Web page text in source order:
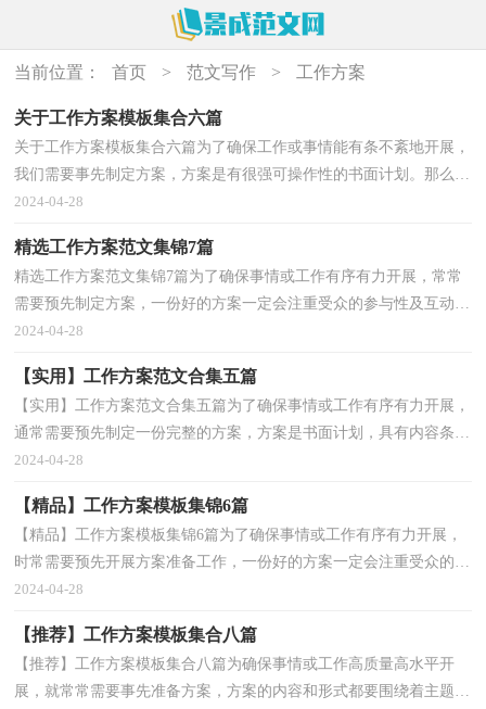
当前位置： 首页 > 范文写作 > 工作方案
关于工作方案模板集合六篇
关于工作方案模板集合六篇为了确保工作或事情能有条不紊地开展，
我们需要事先制定方案，方案是有很强可操作性的书面计划。那么应
当如何制定方案呢？下面是小编为大家收集的工作方...
2024-04-28
精选工作方案范文集锦7篇
精选工作方案范文集锦7篇为了确保事情或工作有序有力开展，常常
需要预先制定方案，一份好的方案一定会注重受众的参与性及互动
性。我们应该怎么制定方案呢？下面是小编精心整理的...
2024-04-28
【实用】工作方案范文合集五篇
【实用】工作方案范文合集五篇为了确保事情或工作有序有力开展，
通常需要预先制定一份完整的方案，方案是书面计划，具有内容条理
清楚、步骤清晰的特点。那要怎么制定科学的方案呢...
2024-04-28
【精品】工作方案模板集锦6篇
【精品】工作方案模板集锦6篇为了确保事情或工作有序有力开展，
时常需要预先开展方案准备工作，一份好的方案一定会注重受众的参
与性及互动性。怎样写方案才更能起到其作用呢？下...
2024-04-28
【推荐】工作方案模板集合八篇
【推荐】工作方案模板集合八篇为确保事情或工作高质量高水平开
展，就常常需要事先准备方案，方案的内容和形式都要围绕着主题来